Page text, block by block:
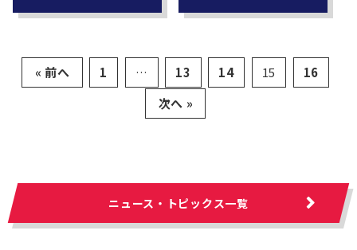
« 前へ 1 … 13 14 15
16
次へ »
ニュース・トピックス一覧